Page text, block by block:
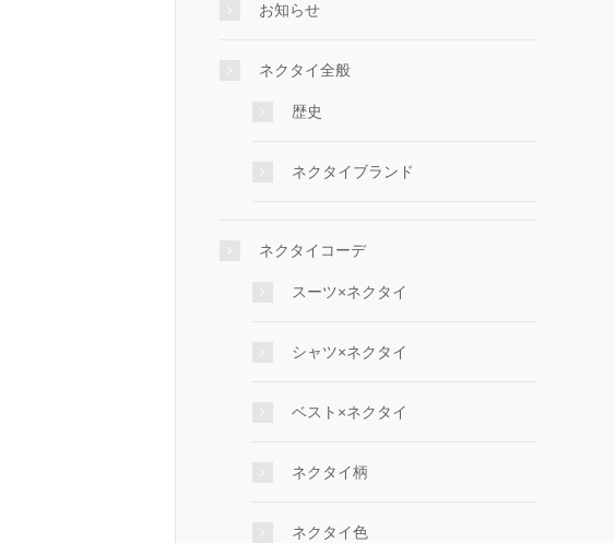
お知らせ
ネクタイ全般
歴史
ネクタイブランド
ネクタイコーデ
スーツ×ネクタイ
シャツ×ネクタイ
ベスト×ネクタイ
ネクタイ柄
ネクタイ色